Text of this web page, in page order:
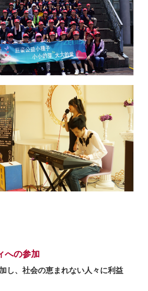
への参加
し、社会の恵まれない人々に利益